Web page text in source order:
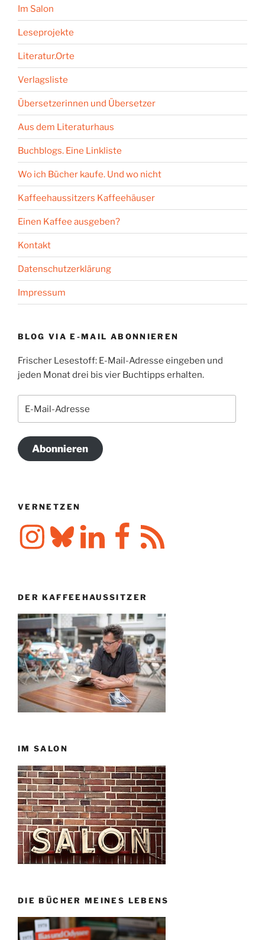
Im Salon
Leseprojekte
Literatur.Orte
Verlagsliste
Übersetzerinnen und Übersetzer
Aus dem Literaturhaus
Buchblogs. Eine Linkliste
Wo ich Bücher kaufe. Und wo nicht
Kaffeehaussitzers Kaffeehäuser
Einen Kaffee ausgeben?
Kontakt
Datenschutzerklärung
Impressum
BLOG VIA E-MAIL ABONNIEREN
Frischer Lesestoff: E-Mail-Adresse eingeben und
jeden Monat drei bis vier Buchtipps erhalten.
Mail-
Abonnieren
VERNETZEN
InstagramBlueskyLinkedIn FacebookRSS-
Feed
DER KAFFEEHAUSSITZER
IM SALON
DIE BÜCHER MEINES LEBENS